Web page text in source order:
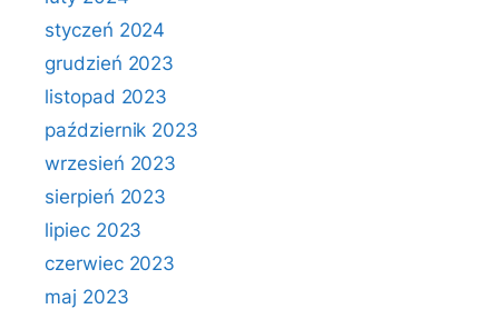
styczeń 2024
grudzień 2023
listopad 2023
październik 2023
wrzesień 2023
sierpień 2023
lipiec 2023
czerwiec 2023
maj 2023